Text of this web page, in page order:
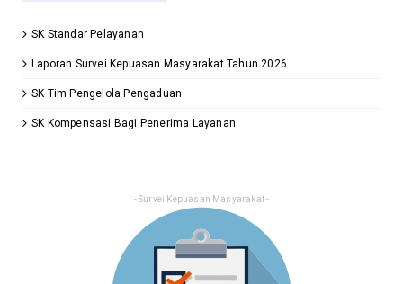
SK Standar Pelayanan
Laporan Survei Kepuasan Masyarakat Tahun 2026
SK Tim Pengelola Pengaduan
SK Kompensasi Bagi Penerima Layanan
- Survei Kepuasan Masyarakat -